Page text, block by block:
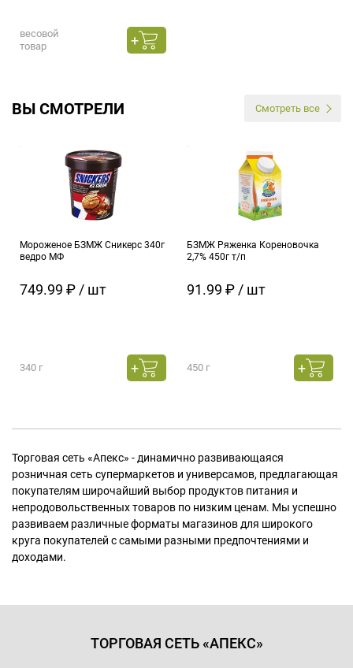
весовой
товар
ВЫ СМОТРЕЛИ Смотреть все
Мороженое БЗМЖ Сникерс 340г
ведро МФ
749.99 ₽ / шт
340 г
БЗМЖ Ряженка Кореновочка
2,7% 450г т/п
91.99 ₽ / шт
450 г
Торговая сеть «Апекс» - динамично развивающаяся
розничная сеть супермаркетов и универсамов, предлагающая
покупателям широчайший выбор продуктов питания и
непродовольственных товаров по низким ценам. Мы успешно
развиваем различные форматы магазинов для широкого
круга покупателей с самыми разными предпочтениями и
доходами.
ТОРГОВАЯ СЕТЬ «АПЕКС»